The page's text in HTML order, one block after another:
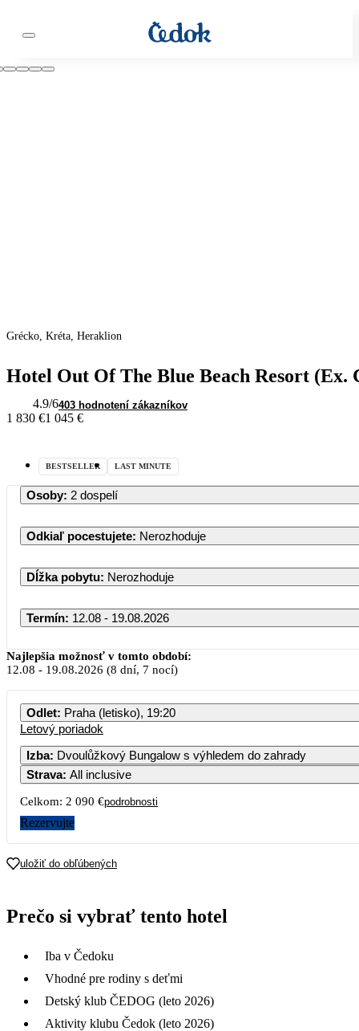
Grécko, Kréta, Heraklion
Hotel Out Of The Blue Beach Resort (Ex.
4.9/6403 hodnotení zákazníkov
1 830 €1 045 €
BESTSELLER LAST MINUTE
Osoby: 2 dospelí
Odkiaľ pocestujete: Nerozhoduje
Dĺžka pobytu: Nerozhoduje
Termín: 12.08 - 19.08.2026
Najlepšia možnosť v tomto období:
12.08 - 19.08.2026 (8 dní, 7 nocí)
Odlet: Praha (letisko), 19:20
Letový poriadok
Izba: Dvoulůžkový Bungalow s výhledem do zahrady
Strava: All inclusive
Celkom: 2 090 €podrobnosti
Rezervujte
uložiť do obľúbených
Prečo si vybrať tento hotel
Iba v Čedoku
Vhodné pre rodiny s deťmi
Detský klub ČEDOG (leto 2026)
Aktivity klubu Čedok (leto 2026)